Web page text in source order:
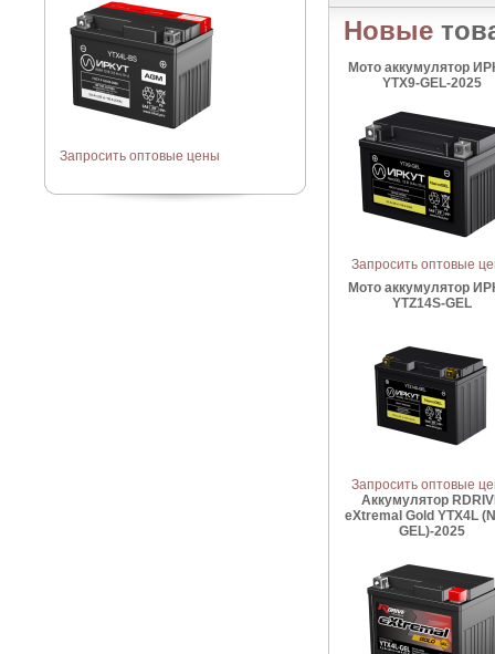
Запросить оптовые цены
Новые
Мото аккумулятор
YTX9-GEL-2025
Запросить оптовые
Мото аккумулятор
YTZ14S-GEL
Запросить оптовые
Аккумулятор
eXtremal Gold YTX4L
GEL)-2025